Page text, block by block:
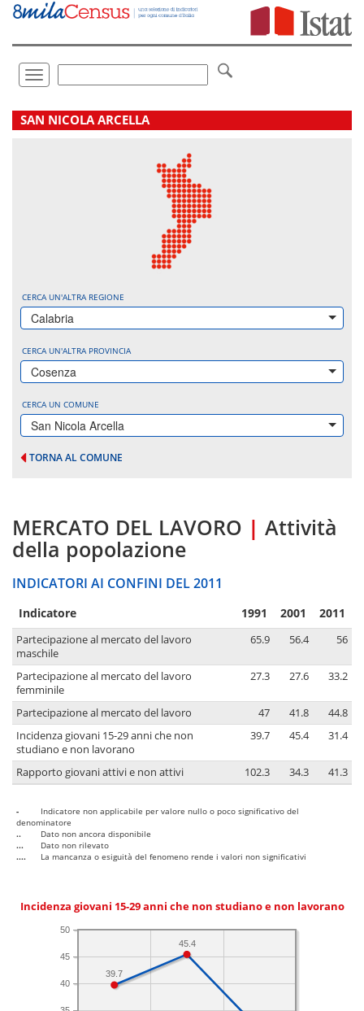
Vai
direttamente
Toggle
navigation
.
SAN NICOLA ARCELLA
CERCA UN'ALTRA REGIONE
Calabria
CERCA UN'ALTRA PROVINCIA
Cosenza
CERCA UN COMUNE
San Nicola Arcella
TORNA AL COMUNE
MERCATO DEL LAVORO | Attività
della popolazione
INDICATORI AI CONFINI DEL 2011
Indicatore 1991 2001 2011
Partecipazione al mercato del lavoro
maschile
65.9 56.4 56
Partecipazione al mercato del lavoro
femminile
27.3 27.6 33.2
Partecipazione al mercato del lavoro 47 41.8
44.8
Incidenza giovani 15-29 anni che non
studiano e non lavorano
39.7 45.4 31.4
Rapporto giovani attivi e non attivi 102.3 34.3 41.3
-
Indicatore non applicabile per valore nullo o poco significativo del
denominatore
..
Dato non ancora disponibile
...
Dato non rilevato
....
La mancanza o esiguità del fenomeno rende i valori non significativi
Incidenza giovani 15-29 anni che non studiano e non lavorano
40
45
50
45.4
39.7